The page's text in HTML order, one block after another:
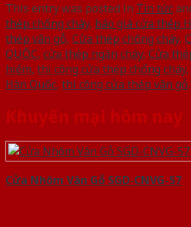
This entry was posted in Tin tức
thép chống cháy, báo giá cửa thép
thép vân gỗ, Cửa thép chống cháy,
QUỐC, cửa thép ngăn cháy, Cửa
hiểm, thi công cửa thép chống cháy,
Hàn Quốc, thi công cửa thép vân gỗ.
Khuyến mại hôm nay
Cửa Nhôm Vân Gỗ SGD-CNVG-57